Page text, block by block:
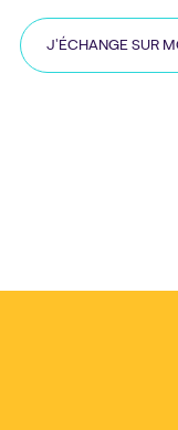
J'ÉCHANGE SUR